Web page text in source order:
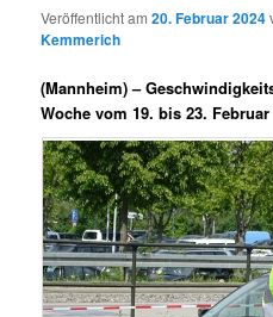
Veröffentlicht am20. Februar 2024
Kemmerich
(Mannheim) –
Woche vom 19. bis 23. Februar